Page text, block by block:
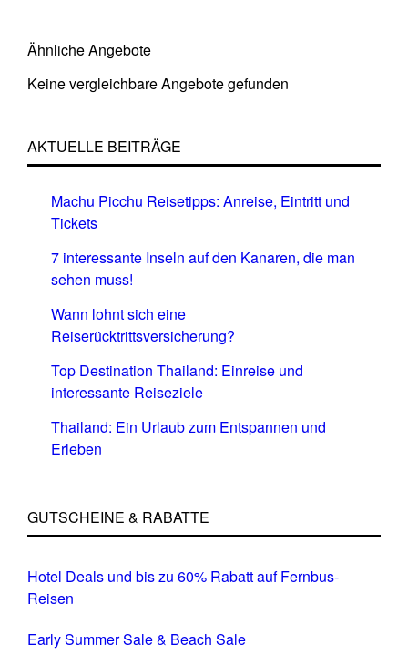
Ähnliche Angebote
Keine vergleichbare Angebote gefunden
AKTUELLE BEITRÄGE
Machu Picchu Reisetipps: Anreise, Eintritt und
Tickets
7 interessante Inseln auf den Kanaren, die man
sehen muss!
Wann lohnt sich eine
Reiserücktrittsversicherung?
Top Destination Thailand: Einreise und
interessante Reiseziele
Thailand: Ein Urlaub zum Entspannen und
Erleben
GUTSCHEINE & RABATTE
Hotel Deals und bis zu 60% Rabatt auf Fernbus-
Reisen
Early Summer Sale & Beach Sale